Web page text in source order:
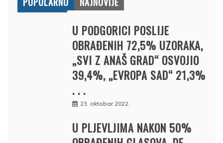
U PODGORICI POSLIJE
OBRAĐENIH 72,5% UZORAKA,
„SVI Z ANAŠ GRAD“ OSVOJIO
39,4%, „EVROPA SAD“ 21,3%
. . .
23. oktobar 2022.
U PLJEVLJIMA NAKON 50%